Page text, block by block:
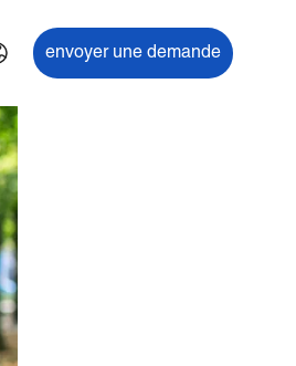
envoyer une demande